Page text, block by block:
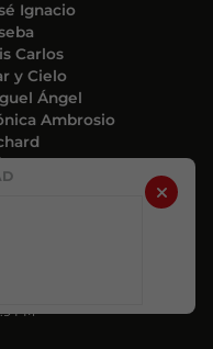
Ignacio
Carlos
y Cielo
Ángel
Ambrosio
FM